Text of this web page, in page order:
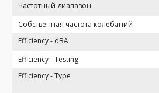
Частотный диапазон
Собственная частота колебаний
Efficiency - dBA
Efficiency - Testing
Efficiency - Type